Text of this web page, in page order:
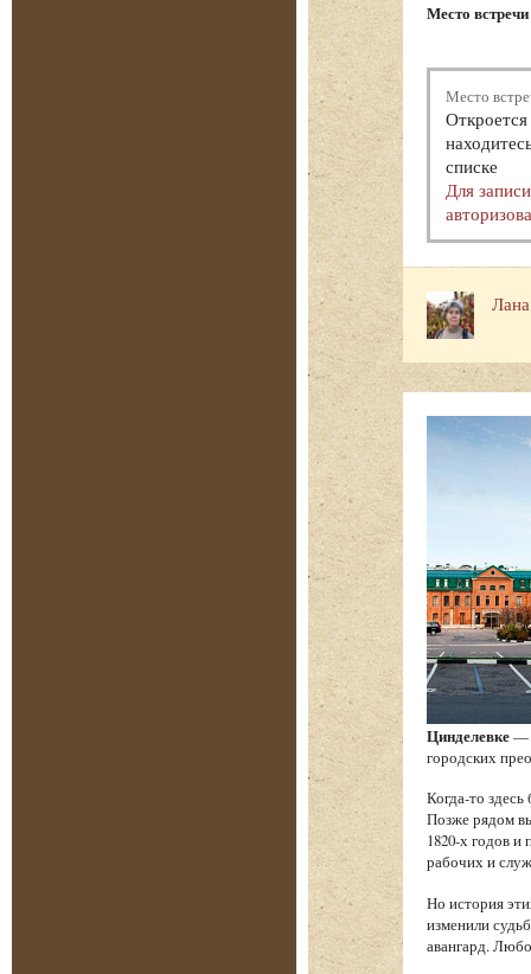
Место
Место
списке
Для
Цинделевке—
городских
Когда-то
Позже рядом
1820-х годов
рабочих и
Но история
изменили
авангард.